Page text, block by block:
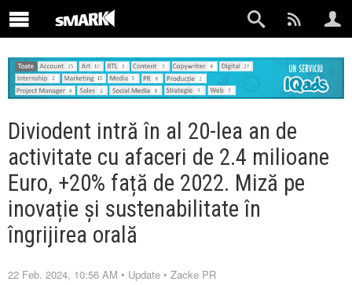
Diviodent intră în al 20-lea an de
activitate cu afaceri de 2.4 milioane
Euro, +20% față de 2022. Miză pe
inovație și sustenabilitate în
îngrijirea orală
22 Feb. 2024, 10:56 AM • Update • Zacke PR